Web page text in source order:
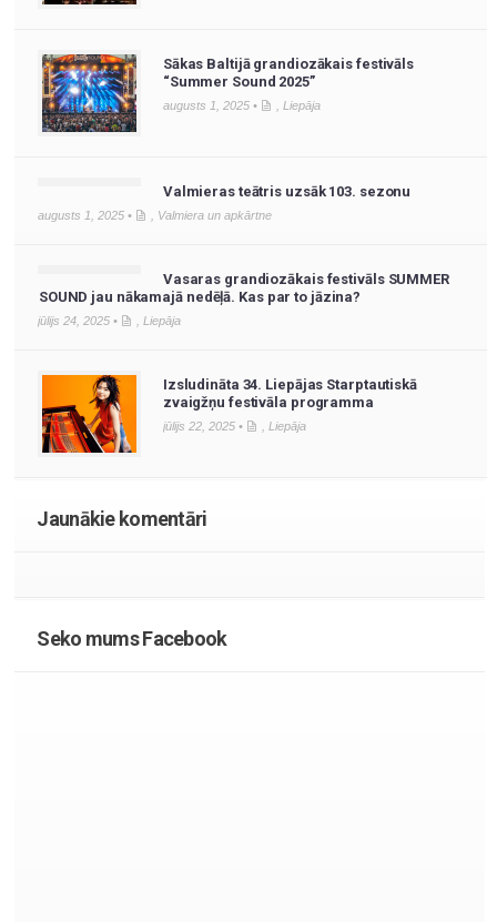
Sākas Baltijā grandiozākais festivāls
“Summer Sound 2025”
augusts 1, 2025 • Liepāja
Valmieras teātris uzsāk 103. sezonu
augusts 1, 2025 • Valmiera un apkārtne
Vasaras grandiozākais festivāls SUMMER
SOUND jau nākamajā nedēļā. Kas par to jāzina?
jūlijs 24, 2025 • Liepāja
Izsludināta 34. Liepājas Starptautiskā
zvaigžņu festivāla programma
jūlijs 22, 2025 • Liepāja
Jaunākie komentāri
Seko mums Facebook